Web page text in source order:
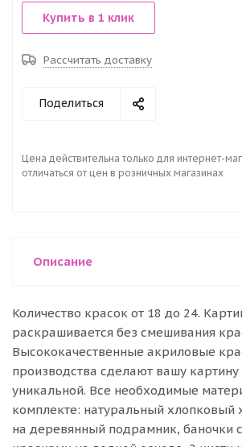
Купить в 1 клик
Рассчитать доставку
Поделиться
Цена действительна только для интернет-
отличаться от цен в розничных магазинах
Описание
Количество красок от 18 до 24.
раскрашивается без смешивания
Высококачественные акриловые
производства сделают вашу картину
уникальной. Все необходимые
комплекте: натуральный хлопковый
на деревянный подрамник, баночки